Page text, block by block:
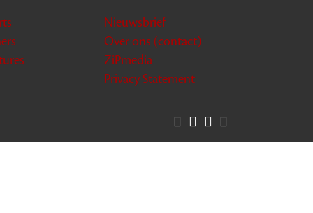
Nieuwsbrief
Over ons (contact)
ZiPmedia
Privacy Statement